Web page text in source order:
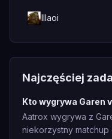
Illaoi
Najczęściej
Kto wygrywa Garen
Aatrox wygrywa z
niekorzystny matchup